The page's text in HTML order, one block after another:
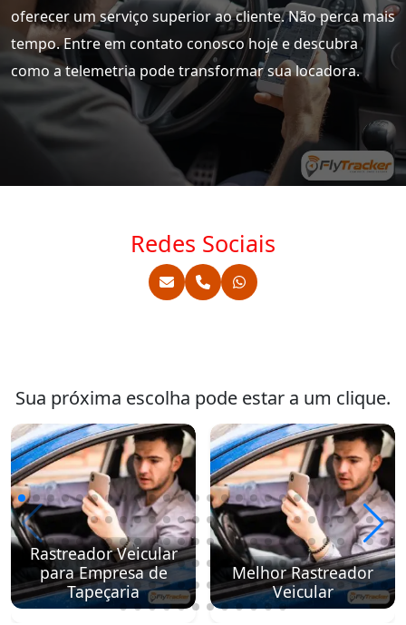
oferecer um serviço superior ao cliente. Não perca mais
tempo. Entre em contato conosco hoje e descubra
como a telemetria pode transformar sua locadora.
Redes Sociais
Sua próxima escolha pode estar a um clique.
Rastreador Veicular
para Empresa de
Tapeçaria
Melhor Rastreador
Veicular